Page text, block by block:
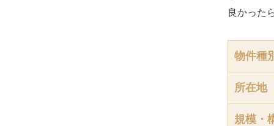
良かった
物件種
所在地
規模・